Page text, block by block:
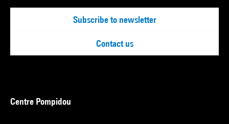
Subscribe to newsletter
Contact us
Centre Pompidou